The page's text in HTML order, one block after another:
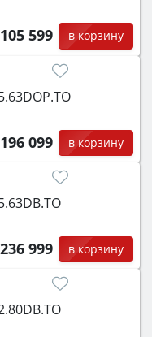
105 599 в корзину
196 099 в корзину
236 999 в корзину